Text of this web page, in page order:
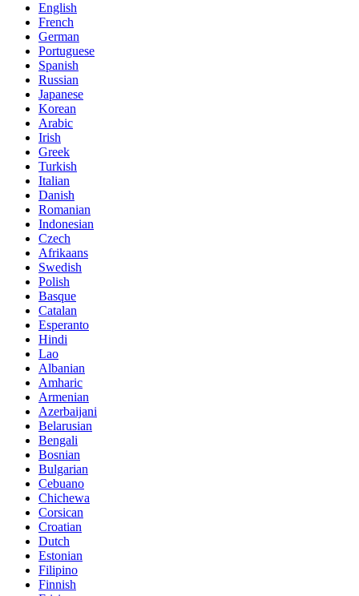
English
French
German
Portuguese
Spanish
Russian
Japanese
Korean
Arabic
Irish
Greek
Turkish
Italian
Danish
Romanian
Indonesian
Czech
Afrikaans
Swedish
Polish
Basque
Catalan
Esperanto
Hindi
Lao
Albanian
Amharic
Armenian
Azerbaijani
Belarusian
Bengali
Bosnian
Bulgarian
Cebuano
Chichewa
Corsican
Croatian
Dutch
Estonian
Filipino
Finnish